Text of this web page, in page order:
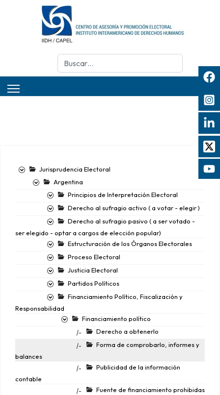
Buscar
Jurisprudencia Electoral
Argentina
Principios de Interpretación Electoral
Derecho al sufragio activo ( a votar - elegir )
Derecho al sufragio pasivo ( a ser votado -
ser elegido - optar a cargos de elección popular)
Estructuración de los Órganos Electorales
Proceso Electoral
Justicia Electoral
Partidos Políticos
Financiamiento Político, Fiscalización y
Responsabilidad
Financiamiento político
|-
Derecho a obtenerlo
|-
Forma de comprobarlo, informes y
balances
|-
Publicidad de la información
contable
|-
Fuente de financiamiento prohibidas